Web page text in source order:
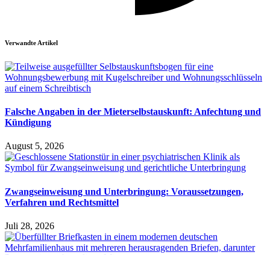
Verwandte Artikel
Falsche Angaben in der Mieterselbstauskunft: Anfechtung und
Kündigung
August 5, 2026
Zwangseinweisung und Unterbringung: Voraussetzungen,
Verfahren und Rechtsmittel
Juli 28, 2026